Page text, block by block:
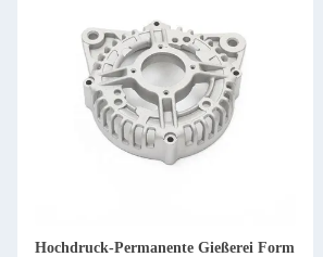
Hochdruck-Permanente Gießerei Form